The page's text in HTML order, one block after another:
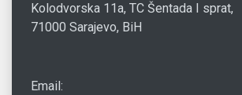
Kolodvorska 11a, TC Šentada I sprat,
71000 Sarajevo, BiH
Email: